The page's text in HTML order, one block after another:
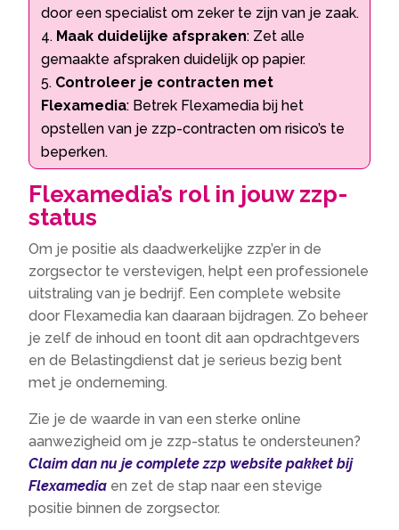
door een specialist om zeker te zijn van je zaak.
Maak duidelijke afspraken: Zet alle
gemaakte afspraken duidelijk op papier.
Controleer je contracten met
Flexamedia: Betrek Flexamedia bij het
opstellen van je zzp-contracten om risico’s te
beperken.
Flexamedia’s rol in jouw zzp-
status
Om je positie als daadwerkelijke zzp’er in de
zorgsector te verstevigen, helpt een professionele
uitstraling van je bedrijf. Een complete website
door Flexamedia kan daaraan bijdragen. Zo beheer
je zelf de inhoud en toont dit aan opdrachtgevers
en de Belastingdienst dat je serieus bezig bent
met je onderneming.
Zie je de waarde in van een sterke online
aanwezigheid om je zzp-status te ondersteunen?
Claim dan nu je complete zzp website pakket bij
Flexamedia en zet de stap naar een stevige
positie binnen de zorgsector.